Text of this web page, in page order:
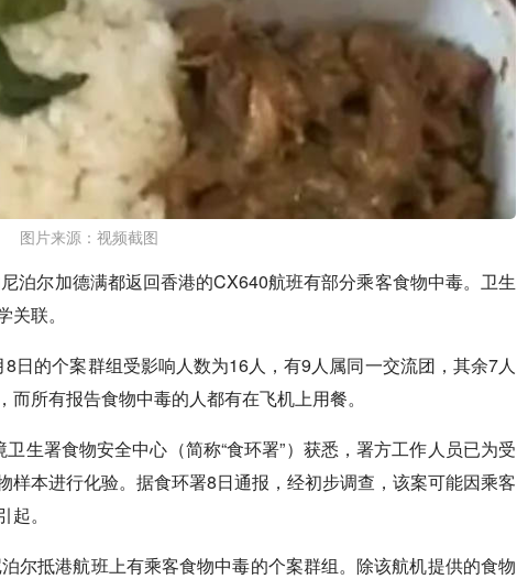
图片来源：视频截图
泊尔加德满都返回香港的CX640航班有部分乘客食物中毒。卫生
联。
日的个案群组受影响人数为16人，有9人属同一交流团，其余7人
所有报告食物中毒的人都有在飞机上用餐。
生署食物安全中心（简称“食环署”）获悉，署方工作人员已为受
样本进行化验。据食环署8日通报，经初步调查，该案可能因乘客
。
尔抵港航班上有乘客食物中毒的个案群组。除该航机提供的食物